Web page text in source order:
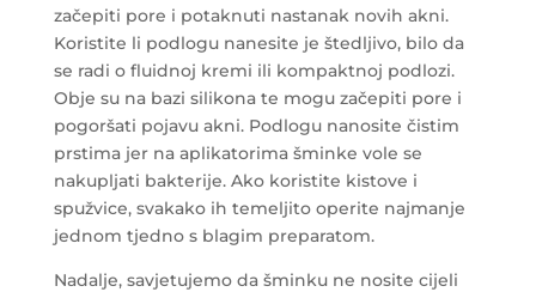
začepiti pore i potaknuti nastanak novih akni.
Koristite li podlogu nanesite je štedljivo, bilo da
se radi o fluidnoj kremi ili kompaktnoj podlozi.
Obje su na bazi silikona te mogu začepiti pore i
pogoršati pojavu akni. Podlogu nanosite čistim
prstima jer na aplikatorima šminke vole se
nakupljati bakterije. Ako koristite kistove i
spužvice, svakako ih temeljito operite najmanje
jednom tjedno s blagim preparatom.
Nadalje, savjetujemo da šminku ne nosite cijeli